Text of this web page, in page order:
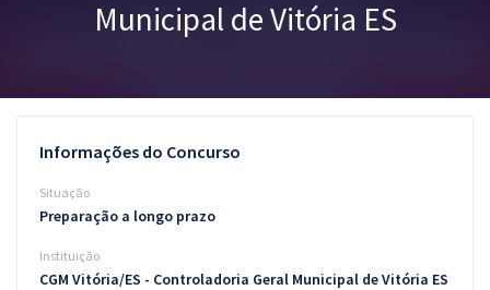
Blog
Aprovados
Municipal de Vitória ES
Informações do Concurso
Situação
Preparação a longo prazo
Instituição
CGM Vitória/ES - Controladoria Geral Municipal de Vitória ES